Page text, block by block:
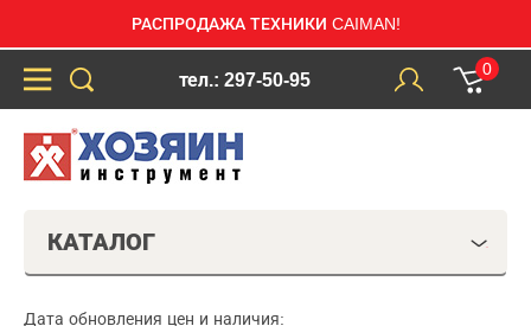
РАСПРОДАЖА ТЕХНИКИ CAIMAN!
тел.: 297-50-95
0
КАТАЛОГ
Дата обновления цен и наличия: